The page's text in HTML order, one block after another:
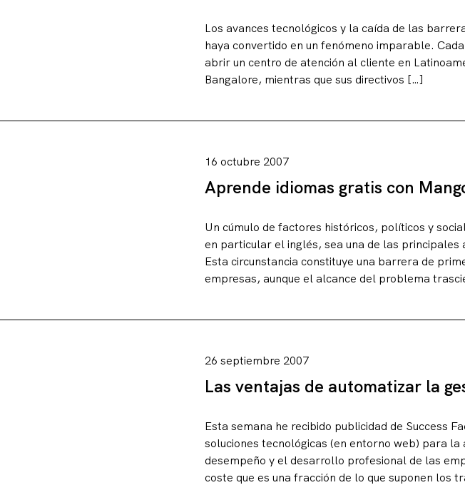
Los avances tecnológicos y la caída de las
haya convertido en un fenómeno imparable.
abrir un centro de atención al cliente en
Bangalore, mientras que sus directivos […]
16 octubre 2007
Aprende idiomas gratis con
Un cúmulo de factores históricos, políticos y
en particular el inglés, sea una de las
Esta circunstancia constituye una barrera de
empresas, aunque el alcance del problema
26 septiembre 2007
Las ventajas de automatizar la
Esta semana he recibido publicidad de Success
soluciones tecnológicas (en entorno web) para
desempeño y el desarrollo profesional de las
coste que es una fracción de lo que suponen los